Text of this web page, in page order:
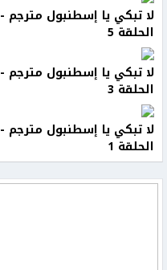
لا تبكي يا إسطنبول مترجم -
الحلقة 5
لا تبكي يا إسطنبول مترجم -
الحلقة 3
لا تبكي يا إسطنبول مترجم -
الحلقة 1